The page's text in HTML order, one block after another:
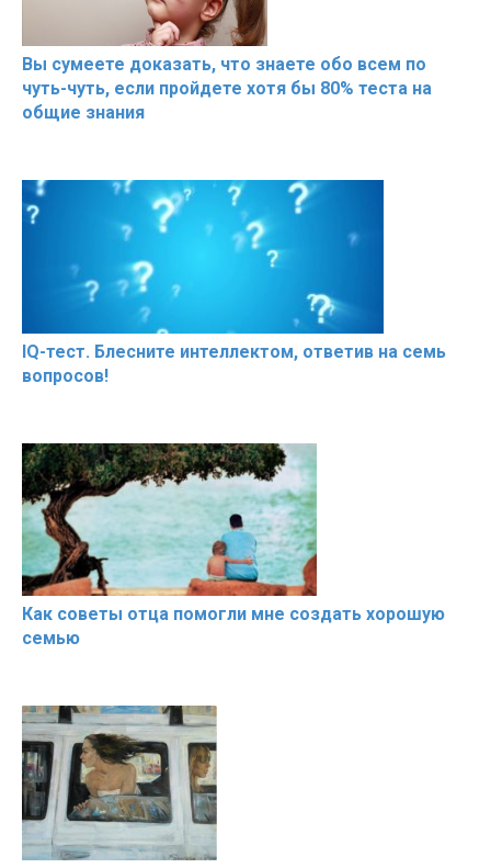
Вы сумеете доказать, что знаете обо всем по
чуть-чуть, если пройдете хотя бы 80% теста на
общие знания
IQ-тест. Блесните интеллектом, ответив на семь
вопросов!
Как советы отца помогли мне создать хорошую
семью